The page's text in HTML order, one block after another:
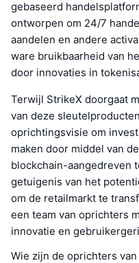
gebaseerd
ontworpen om 24/7
aandelen en andere
ware bruikbaarheid van
door innovaties in
Terwijl StrikeX doorgaat
van deze
oprichtingsvisie om
maken door middel van
blockchain-aangedreven
getuigenis van het
om de retailmarkt te
een team van oprichters
innovatie en
Wie zijn de oprichters van